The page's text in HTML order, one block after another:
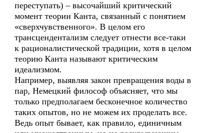
переступать) – высочайший критический
момент теории Канта, связанный с понятием
«сверхчувственного». В целом его
трансцендентализм следует отнести все-таки
к рационалистической традиции, хотя в целом
теорию Канта называют критическим
идеализмом.
Например, выявляя закон превращения воды в
пар, Немецкий философ объясняет, что мы
только предполагаем бесконечное количество
таких опытов, но не можем их проделать все.
Ведь опыт бывает, как правило, единичным